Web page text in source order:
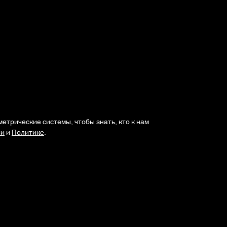
системы, чтобы знать, кто к нам
иПолитике.